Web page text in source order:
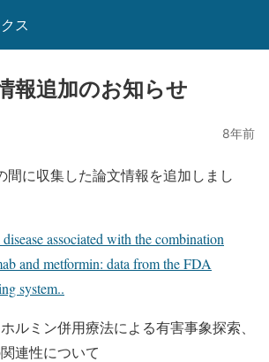
ス
報追加のお知らせ
8年前
間に収集した論文情報を追加しまし
associated with the combination
and metformin: data from the FDA
system..
ルミン併用療法による有害事象探索、
連性について